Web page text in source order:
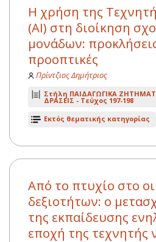
Η χρήση της
(AI) στη διοίκηση
μονάδων:
προοπτικές
Πρίντζιος Δημήτριος
Στήλη ΠΑΙΔΑΓΩΓΙΚΑ
ΔΡΑΣΕΙΣ - Τεύχος 197-198
Εκτός θεματικής κατηγορίας
Από το πτυχίο στο
δεξιοτήτων: ο
της εκπαίδευσης
εποχή της τεχνητής